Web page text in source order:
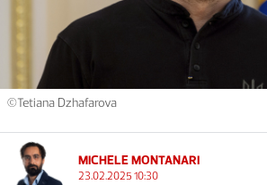
©Tetiana Dzhafarova
MICHELE MONTANARI
23.02.2025 10:30